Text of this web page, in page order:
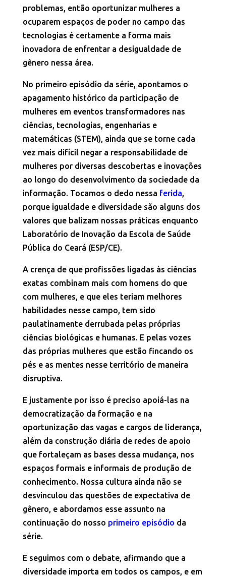
problemas, então oportunizar mulheres a
ocuparem espaços de poder no campo das
tecnologias é certamente a forma mais
inovadora de enfrentar a desigualdade de
gênero nessa área.
No primeiro episódio da série, apontamos o
apagamento histórico da participação de
mulheres em eventos transformadores nas
ciências, tecnologias, engenharias e
matemáticas (STEM), ainda que se torne cada
vez mais difícil negar a responsabilidade de
mulheres por diversas descobertas e inovações
ao longo do desenvolvimento da sociedade da
informação. Tocamos o dedo nessa ferida,
porque igualdade e diversidade são alguns dos
valores que balizam nossas práticas enquanto
Laboratório de Inovação da Escola de Saúde
Pública do Ceará (ESP/CE).
A crença de que profissões ligadas às ciências
exatas combinam mais com homens do que
com mulheres, e que eles teriam melhores
habilidades nesse campo, tem sido
paulatinamente derrubada pelas próprias
ciências biológicas e humanas. E pelas vozes
das próprias mulheres que estão fincando os
pés e as mentes nesse território de maneira
disruptiva.
E justamente por isso é preciso apoiá-las na
democratização da formação e na
oportunização das vagas e cargos de liderança,
além da construção diária de redes de apoio
que fortaleçam as bases dessa mudança, nos
espaços formais e informais de produção de
conhecimento. Nossa cultura ainda não se
desvinculou das questões de expectativa de
gênero, e abordamos esse assunto na
continuação do nosso primeiro episódio da
série.
E seguimos com o debate, afirmando que a
diversidade importa em todos os campos, e em